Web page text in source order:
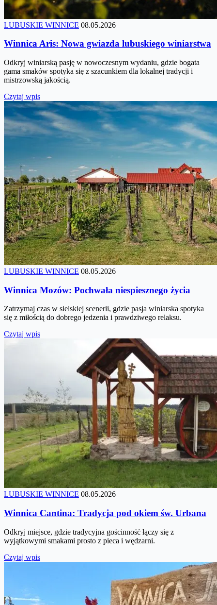
LUBUSKIE WINNICE 08.05.2026
Winnica Aris: Nowa gwiazda lubuskiego winiarstwa
Odkryj winiarską pasję w nowoczesnym wydaniu, gdzie bogata
gama smaków spotyka się z szacunkiem dla lokalnej tradycji i
mistrzowską jakością.
Czytaj wpis
LUBUSKIE WINNICE 08.05.2026
Winnica Mozów: Pochwała niespiesznego życia
Zatrzymaj czas w sielskiej scenerii, gdzie pasja winiarska spotyka
się z miłością do dobrego jedzenia i prawdziwego relaksu.
Czytaj wpis
LUBUSKIE WINNICE 08.05.2026
Winnica Cantina: Tradycja pod okiem św. Urbana
Odkryj miejsce, gdzie tradycyjna gościnność łączy się z
wyjątkowymi smakami prosto z pieca i wędzarni.
Czytaj wpis